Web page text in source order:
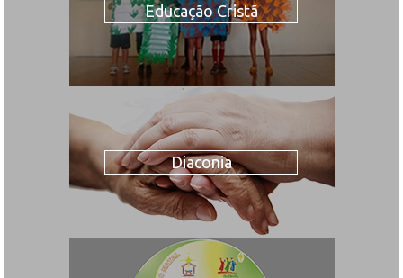
Educação Cristã
Diaconia